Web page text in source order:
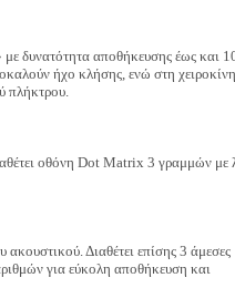
δυνατότητα αποθήκευσης έως και
ήχο κλήσης, ενώ στη
πλήκτρου.
οθόνη Dot Matrix 3 γραμμών με
Διαθέτει επίσης 3 άμεσες
για εύκολη αποθήκευση και